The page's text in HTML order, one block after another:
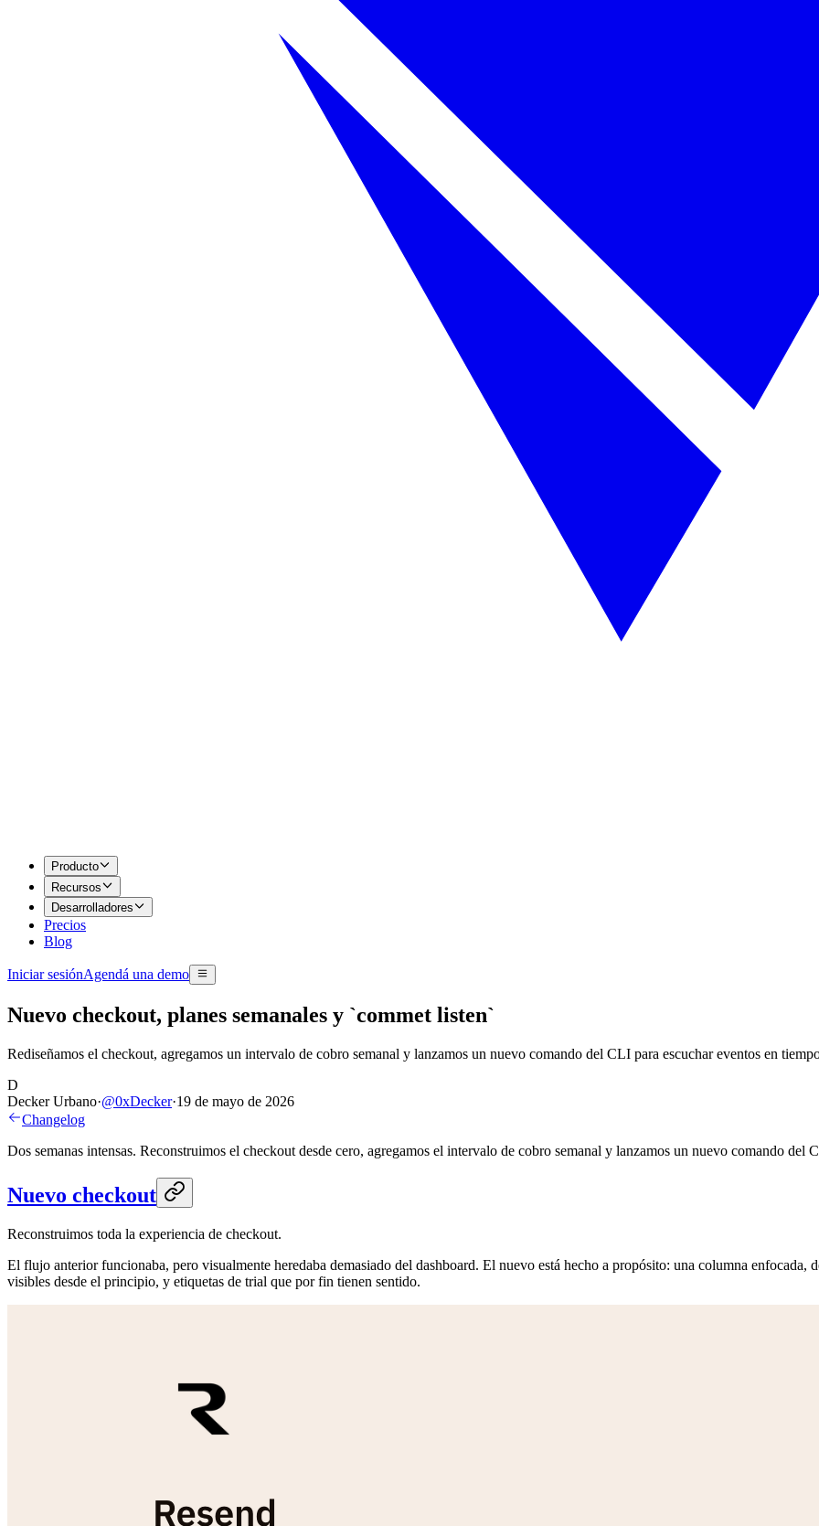
Producto
Recursos
Desarrolladores
Precios
Blog
Iniciar sesiónAgendá una demo
Nuevo checkout, planes semanales y `commet listen`
Rediseñamos el checkout, agregamos un intervalo de cobro semanal y lanzamos un nuevo comando del CLI para escuchar eventos en
D
Decker Urbano·@0xDecker·19 de mayo de 2026
Changelog
Dos semanas intensas. Reconstruimos el checkout desde cero, agregamos el intervalo de cobro semanal y lanzamos un nuevo comando
Nuevo checkout
Reconstruimos toda la experiencia de checkout.
El flujo anterior funcionaba, pero visualmente heredaba demasiado del dashboard. El nuevo está hecho a propósito: una columna
visibles desde el principio, y etiquetas de trial que por fin tienen sentido.